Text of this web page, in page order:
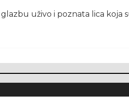
uživo i poznata lica koja